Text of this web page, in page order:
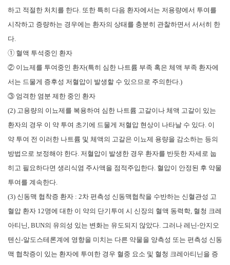
하고 적절한 처치를 한다. 또한 특히 다음 환자에서는 저용량에서 투여를
시작하고 증량하는 경우에는 환자의 상태를 충분히 관찰하면서 서서히 한
다.
➀ 혈액 투석중인 환자
② 이뇨제를 투여중인 환자(특히 심한 나트륨 부족 혹은 체액 부족 환자에
서는 드물게 증후성 저혈압이 발생할 수 있으므로 주의한다.)
③ 엄격한 염분 제한 중인 환자
(2) 고용량의 이뇨제를 복용하여 심한 나트륨 고갈이나 체액 고갈이 있는
환자의 경우 이 약 투여 초기에 드물게 저혈압 현상이 나타날 수 있다. 이
약 투여 전 이러한 나트륨 및 체액의 고갈은 이뇨제 용량을 감소하는 등의
방법으로 보정해야 한다. 저혈압이 발생한 경우 환자를 반듯한 자세로 눕
히고 필요하다면 생리식염 주사액을 점적주입한다. 혈압이 안정된 후 약물
투여를 계속한다.
(3) 신동맥 협착증 환자 : 2차 편측성 신동맥협착을 수반하는 신혈관성 고
혈압 환자 12명에 대한 이 약의 단기투여 시 신장의 혈액 동력학, 혈청 크레
아티닌, BUN의 유의성 있는 변화는 유도되지 않았다. 그러나 레닌-안지오
텐신-알도스테론계에 영향을 미치는 다른 약물을 양측성 또는 편측성 신동
맥 협착증이 있는 환자에 투여한 경우 혈중 요소 및 혈청 크레아티닌을 증